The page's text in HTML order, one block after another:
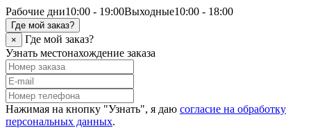
Рабочие дни10:00 - 19:00Выходные10:00 - 18:00
Где мой заказ?
×
Где мой заказ?
Узнать местонахождение заказа
Нажимая на кнопку "Узнать", я даю согласие на обработку
персональных данных.